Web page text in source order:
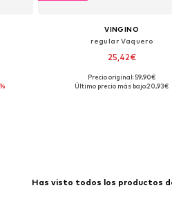
VINGINO
regular Vaquero
25,42€
Tallas disponibles: 128, 140
Precio original: 59,90€
Último precio más bajo:20,93€
Has visto todos los productos